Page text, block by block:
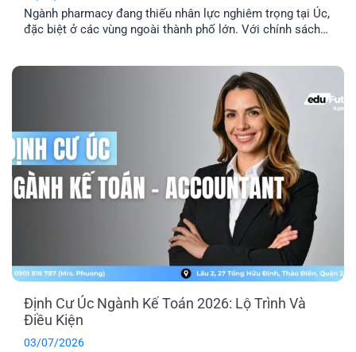
Ngành pharmacy đang thiếu nhân lực nghiêm trọng tại Úc,
đặc biệt ở các vùng ngoài thành phố lớn. Với chính sách
đang học ngành Dược, người trái ngành hoặc chưa [...]
Định Cư Úc Ngành Kế Toán 2026: Lộ Trình Và
Điều Kiện
03/07/2026